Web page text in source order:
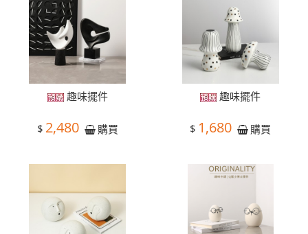
趣味擺件
$ 2,480 購買
趣味擺件
$ 1,680 購買